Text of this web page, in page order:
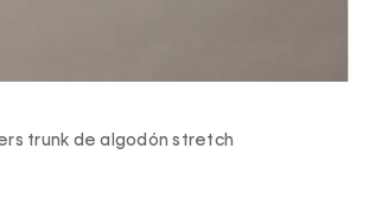
trunk de algodón stretch